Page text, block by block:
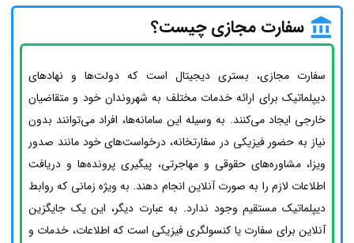
سفارت مجازی چیست؟
سفارت مجازی، بستری دیجیتال است که دولت‌ها و نهادهای
دیپلماتیک برای ارائه خدمات مختلف به شهروندان خود و متقاضیان
خارجی ایجاد می‌کنند. به وسیله این سامانه‌ها، افراد می‌توانند بدون
نیاز به حضور فیزیکی در سفارتخانه، درخواست‌های خود مانند صدور
ویزا، مشاوره‌های حقوقی و مهاجرتی، پیگیری پرونده‌ها و دریافت
اطلاعات لازم را به صورت آنلاین انجام دهند. به ویژه زمانی که روابط
دیپلماتیک مستقیم وجود ندارد. به عبارت دیگر، این یک جایگزین
آنلاین برای سفارت یا کنسولگری فیزیکی است که اطلاعات، خدمات و